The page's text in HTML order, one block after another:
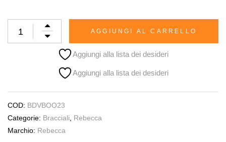
AGGIUNGI AL CARRELLO
Aggiungi alla lista dei desideri
Aggiungi alla lista dei desideri
COD: BDVBOO23
Categorie: Bracciali
Rebecca
Marchio: Rebecca